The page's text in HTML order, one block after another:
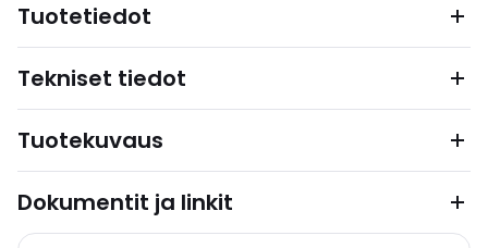
Tuotetiedot
Tekniset tiedot
Tuotekuvaus
Dokumentit ja linkit